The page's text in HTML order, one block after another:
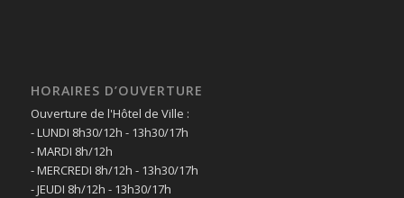
HORAIRES D’OUVERTURE
Ouverture de l'Hôtel de Ville :
- LUNDI 8h30/12h - 13h30/17h
- MARDI 8h/12h
- MERCREDI 8h/12h - 13h30/17h
- JEUDI 8h/12h - 13h30/17h